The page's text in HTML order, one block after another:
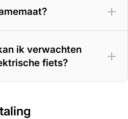
ik verwachten
fiets?